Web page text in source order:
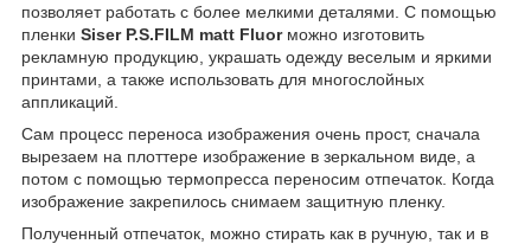
позволяет работать с более мелкими деталями. С помощью
пленки Siser P.S.FILM matt Fluorможно изготовить
рекламную продукцию, украшать одежду веселым и яркими
принтами, а также использовать для многослойных
аппликаций.
Сам процесс переноса изображения очень прост, сначала
вырезаем на плоттере изображение в зеркальном виде, а
потом с помощью термопресса переносим отпечаток. Когда
изображение закрепилось снимаем защитную пленку.
Полученный отпечаток, можно стирать как в ручную, так и в